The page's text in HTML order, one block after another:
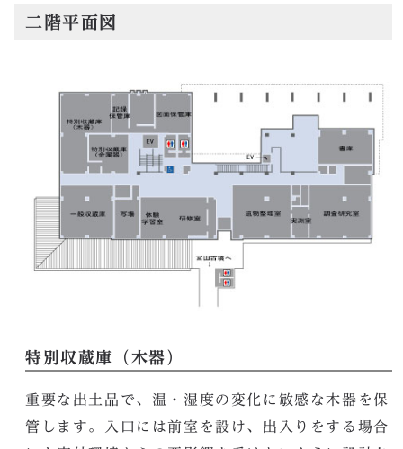
二階平面図
特別収蔵庫（木器）
重要な出土品で、温・湿度の変化に敏感な木器を保
管します。入口には前室を設け、出入りをする場合